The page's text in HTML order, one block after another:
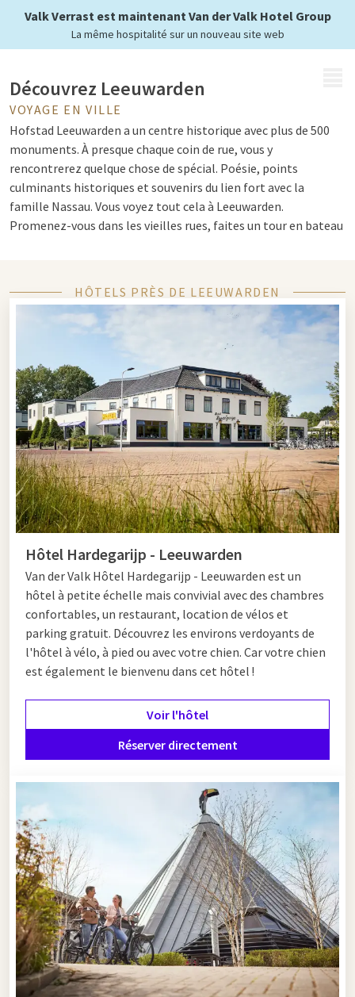
Valk Verrast est maintenant Van der Valk Hotel Group
La même hospitalité sur un nouveau site web
Découvrez Leeuwarden
VOYAGE EN VILLE
Hofstad Leeuwarden a un centre historique avec plus de 500
monuments. À presque chaque coin de rue, vous y
rencontrerez quelque chose de spécial. Poésie, points
culminants historiques et souvenirs du lien fort avec la
famille Nassau. Vous voyez tout cela à Leeuwarden.
Promenez-vous dans les vieilles rues, faites un tour en bateau
Itinéraires et prames
À Leeuwarden, vous pouvez faire diverses promenades en ville.
La ville a elle-même développé plusieurs itinéraires, y compris
la Leeuwarderoute, la route des monuments et la route
Nassau. À un rythme agréable, vous découvrez tout sur la ville.
Mais vous pouvez également faire une croisière et découvrir
Leeuwarden depuis l'eau. Encore mieux : laissez-vous
emmener à travers les canaux dans une prame. Le point
culminant littéral de Leeuwarden est l'Oldehove. Depuis cette
tour haute de 40 mètres, vous avez une vue magnifique sur la
ville.
La rue commerçante la plus sympa des
Pays-Bas
À la Waag sur la Nieuwestad, vous découvrirez tout sur
l'histoire commerciale de Leeuwarden. C'est ici que les
marchands faisaient peser leurs marchandises. Passez
également à la Kanselarij. La façade de ce bâtiment gothique
est particulièrement impressionnante. Pour les amateurs de
grandes chaînes, vous trouverez dans la Sint Jacobsstraat de
Kerkstraat a été élue en 2010 la rue commerçante la plus
sympa des Pays-Bas. Et cela se remarque aux boutiques
caractéristiques.
Envisagez-vous de visiter Leeuwarden ? Complétez votre
sortie parune nuitée
dans l'un des hôtels Van der Valk ou
profitez de l'offre ci-dessous.
HÔTELS PRÈS DE LEEUWARDEN
Hôtel Hardegarijp - Leeuwarden
Van der Valk Hôtel Hardegarijp - Leeuwarden est un
hôtel à petite échelle mais convivial avec des chambres
confortables, un restaurant, location de vélos et
parking gratuit. Découvrez les environs verdoyants de
l'hôtel à vélo, à pied ou avec votre chien. Car votre chien
est également le bienvenu dans cet hôtel !
Voir l'hôtel
Réserver directement